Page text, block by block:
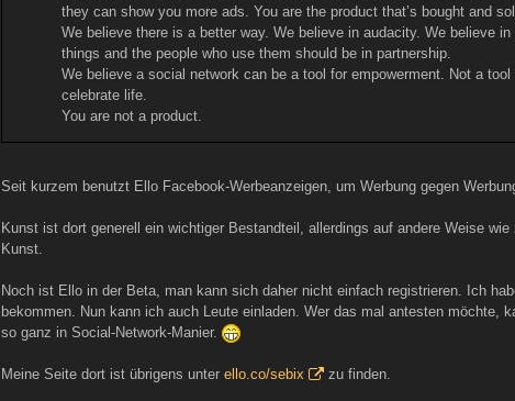
they can show you more ads. You are the product that’s bought and
We believe there is a better way. We believe in audacity. We believe
things and the people who use them should be in partnership.
We believe a social network can be a tool for empowerment. Not a
celebrate life.
You are not a product.
Seit kurzem benutzt Ello Facebook-Werbeanzeigen, um Werbung gegen
Kunst ist dort generell ein wichtiger Bestandteil, allerdings auf andere Weise
Kunst.
Noch ist Ello in der Beta, man kann sich daher nicht einfach registrieren. Ich
bekommen. Nun kann ich auch Leute einladen. Wer das mal antesten möchte,
so ganz in Social-Network-Manier.
Meine Seite dort ist übrigens unter ello.co/sebix zu finden.